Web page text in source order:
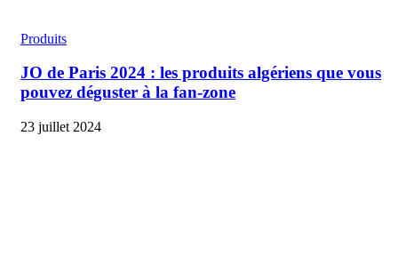
Produits
JO de Paris 2024 : les produits algériens que vous
pouvez déguster à la fan-zone
23 juillet 2024